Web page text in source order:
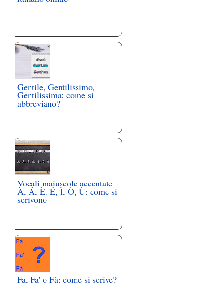
Gentile, Gentilissimo,
Gentilissima: come si
abbreviano?
Vocali maiuscole accentate
À, Á, È, É, Ì, Ò, Ù: come si
scrivono
Fa, Fa' o Fà: come si scrive?